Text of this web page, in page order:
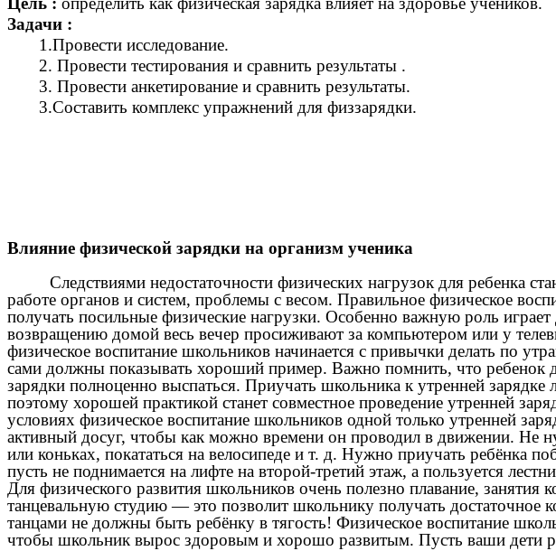
Задачи :
1.Провести исследование.
2. Провести тестирования и сравнить результаты .
3. Провести анкетирование и сравнить результаты.
3.Составить комплекс упражнений для физзарядки.
Влияние физической зарядки на организм ученика
Следствиями недостаточности физических нагрузок для ребенка
работе органов и систем, проблемы с весом. Правильное физическое
получать посильные физические нагрузки. Особенно важную роль
возвращению домой весь вечер просиживают за компьютером или у
физическое воспитание школьников начинается с привычки делать по
сами должны показывать хороший пример. Важно помнить, что ребенок
зарядки полноценно выспаться. Приучать школьника к утренней
поэтому хорошей практикой станет совместное проведение утренней
условиях физическое воспитание школьников одной только утренней
активный досуг, чтобы как можно времени он проводил в движении. Не
или коньках, покататься на велосипеде и т. д. Нужно приучать ребёнка
пусть не поднимается на лифте на второй-третий этаж, а пользуется
Для физического развития школьников очень полезно плавание,
танцевальную студию — это позволит школьнику получать достаточное
танцами не должны быть ребёнку в тягость! Физическое воспитание
чтобы школьник вырос здоровым и хорошо развитым. Пусть ваши дети